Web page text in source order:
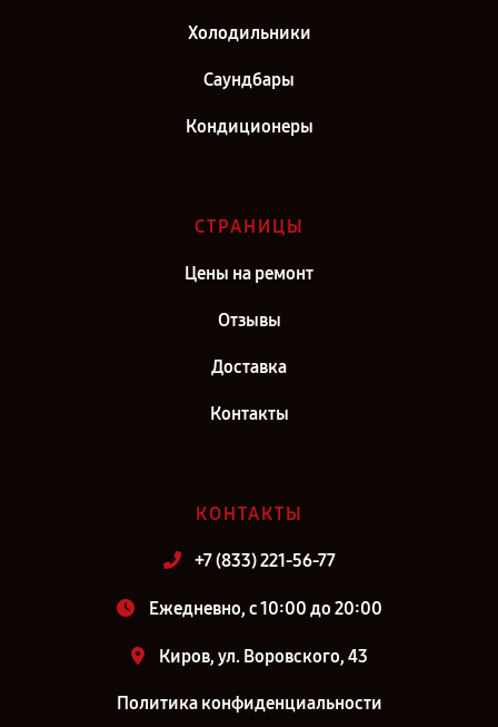
Холодильники
Саундбары
Кондиционеры
СТРАНИЦЫ
Цены на ремонт
Отзывы
Доставка
Контакты
КОНТАКТЫ
+7 (833) 221-56-77
Ежедневно, с 10:00 до 20:00
Киров, ул. Воровского, 43
Политика конфиденциальности